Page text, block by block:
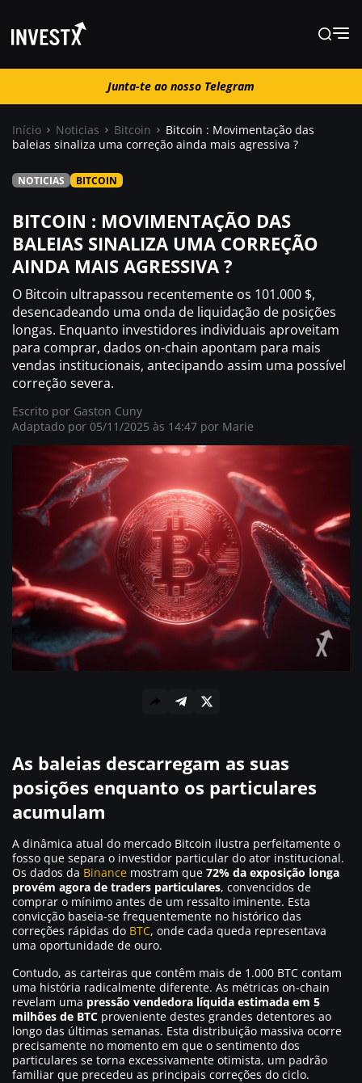
Junta-te ao nosso Telegram
Guias
Trading
Onde comprar ?
Casino
Junta-te ao nosso Telegram
Início Noticias Bitcoin
Bitcoin : Movimentação das
baleias sinaliza uma correção ainda mais agressiva ?
NOTICIAS BITCOIN
BITCOIN : MOVIMENTAÇÃO DAS
BALEIAS SINALIZA UMA CORREÇÃO
AINDA MAIS AGRESSIVA ?
O Bitcoin ultrapassou recentemente os 101.000 $,
desencadeando uma onda de liquidação de posições
longas. Enquanto investidores individuais aproveitam
para comprar, dados on-chain apontam para mais
vendas institucionais, antecipando assim uma possível
correção severa.
Escrito por Gaston Cuny
Adaptado por 05/11/2025 às 14:47 por Marie
As baleias descarregam as suas
posições enquanto os particulares
acumulam
A dinâmica atual do mercado Bitcoin ilustra perfeitamente o
fosso que separa o investidor particular do ator institucional.
Os dados da Binance mostram que 72% da exposição longa
provém agora de traders particulares, convencidos de
comprar o mínimo antes de um ressalto iminente. Esta
convicção baseia-se frequentemente no histórico das
correções rápidas do BTC, onde cada queda representava
uma oportunidade de ouro.
Contudo, as carteiras que contêm mais de 1.000 BTC contam
uma história radicalmente diferente. As métricas on-chain
revelam uma pressão vendedora líquida estimada em 5
milhões de BTC proveniente destes grandes detentores ao
longo das últimas semanas. Esta distribuição massiva ocorre
precisamente no momento em que o sentimento dos
particulares se torna excessivamente otimista, um padrão
familiar que precedeu as principais correções do ciclo.